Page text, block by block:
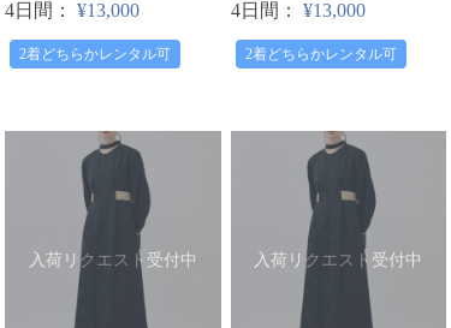
4日間： ¥13,000
2着どちらかレンタル可
4日間： ¥13,000
2着どちらかレンタル可
入荷リクエスト受付中 入荷リクエスト受付中